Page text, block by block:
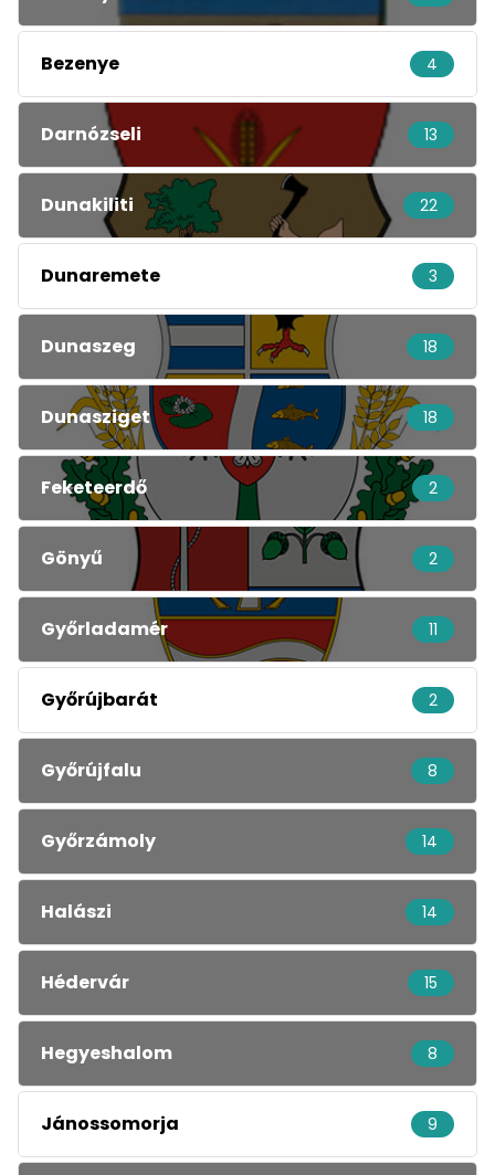
Bezenye 4
Darnózseli 13
Dunakiliti 22
Dunaremete 3
Dunaszeg 18
Dunasziget 18
Feketeerdő 2
Gönyű 2
Győrladamér 11
Győrújbarát 2
Győrújfalu 8
Győrzámoly 14
Halászi 14
Hédervár 15
Hegyeshalom 8
Jánossomorja 9